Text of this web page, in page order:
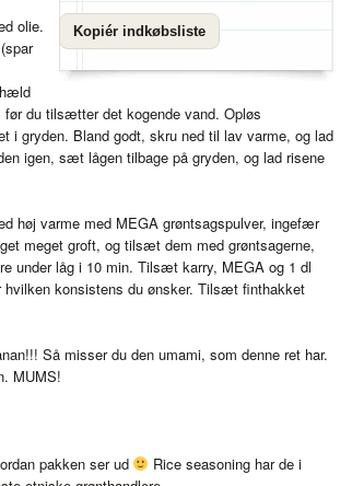
Kopiér indkøbsliste
olie.
du tilsætter det kogende vand. Opløs
i gryden. Bland godt, skru ned til lav varme, og lad
igen, sæt lågen tilbage på gryden, og lad risene
høj varme med MEGA grøntsagspulver, ingefær
meget groft, og tilsæt dem med grøntsagerne,
under låg i 10 min. Tilsæt karry, MEGA og 1 dl
konsistens du ønsker. Tilsæt finthakket
Så misser du den umami, som denne ret har.
MUMS!
pakken ser ud
Rice seasoning har de i